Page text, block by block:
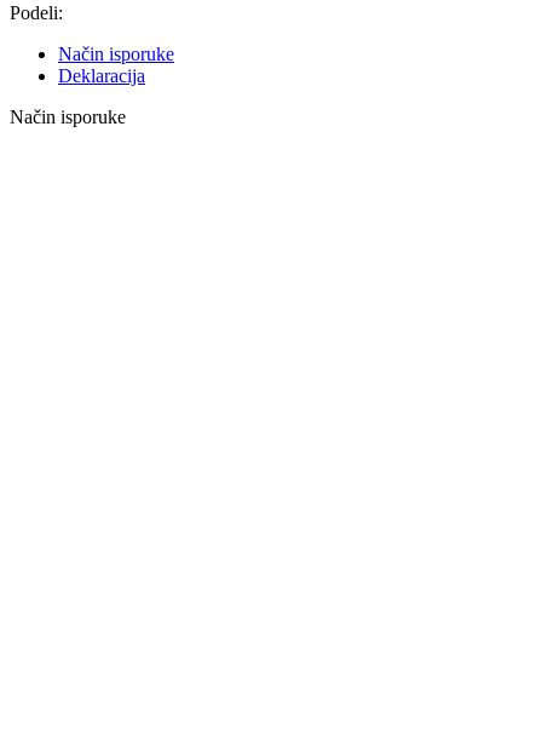
Podeli:
Način isporuke
Deklaracija
Način isporuke